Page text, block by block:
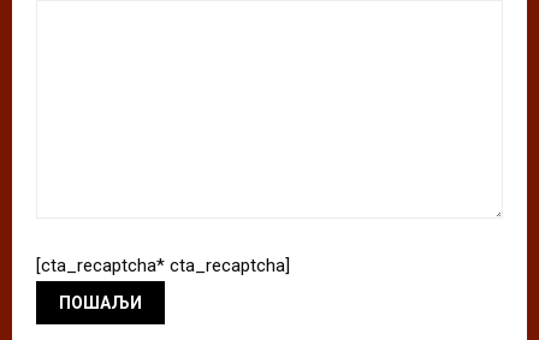
[cta_recaptcha* cta_recaptcha]